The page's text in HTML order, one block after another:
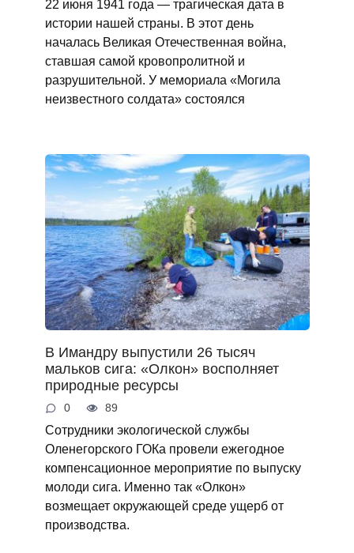
22 июня 1941 года — трагическая дата в
истории нашей страны. В этот день
началась Великая Отечественная война,
ставшая самой кровопролитной и
разрушительной. У мемориала «Могила
неизвестного солдата» состоялся
В Имандру выпустили 26 тысяч
мальков сига: «Олкон» восполняет
природные ресурсы
0 89
Сотрудники экологической службы
Оленегорского ГОКа провели ежегодное
компенсационное мероприятие по выпуску
молоди сига. Именно так «Олкон»
возмещает окружающей среде ущерб от
производства.